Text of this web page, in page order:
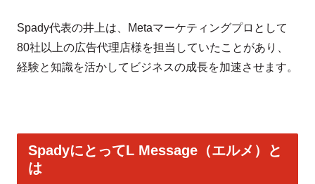
Spady代表の井上は、Metaマーケティングプロとして
80社以上の広告代理店様を担当していたことがあり、
経験と知識を活かしてビジネスの成長を加速させます。
SpadyにとってL Message（エルメ）と
は